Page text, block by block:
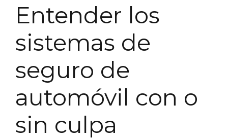
Entender los
sistemas de
seguro de
automóvil con o
sin culpa